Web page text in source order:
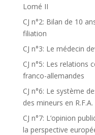
Lomé II
CJ n°2: Bilan de 10
filiation
CJ n°3: Le médecin
CJ n°5: Les relations
franco-allemandes
CJ n°6: Le système
des mineurs en R.F.A.
CJ n°7: L’opinion
la perspective